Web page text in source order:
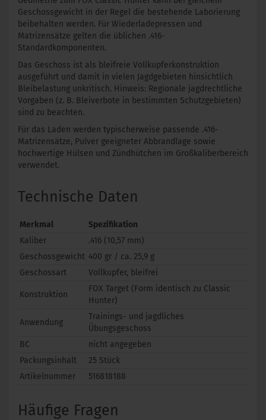
Geschossgewicht in der Regel die bestehende Laborierung
beibehalten werden. Für Wiederladepressen und
Matrizensätze gelten die üblichen .416-
Standardkomponenten.
Das Geschoss ist als bleifreie Vollkupferkonstruktion
ausgeführt und damit in vielen Jagdgebieten hinsichtlich
Bleibelastung unkritisch. Hinweis: Regionale jagdrechtliche
Vorgaben (z. B. Bleiverbote in bestimmten Schutzgebieten)
sind zu beachten.
Für das Laden werden typischerweise passende .416-
Matrizensätze, Pulver geeigneter Abbrandlage sowie
hochwertige Hülsen und Zündhütchen im Großkaliberbereich
verwendet.
Technische Daten
Merkmal
Spezifikation
Kaliber
.416 (10,57 mm)
Geschossgewicht 400 gr / ca. 25,9 g
Geschossart
Vollkupfer, bleifrei
Konstruktion
FOX Target (Form identisch zu Classic
Hunter)
Anwendung
Trainings- und jagdliches
Übungsgeschoss
BC
nicht angegeben
Packungsinhalt
25 Stück
Artikelnummer
516818188
Häufige Fragen